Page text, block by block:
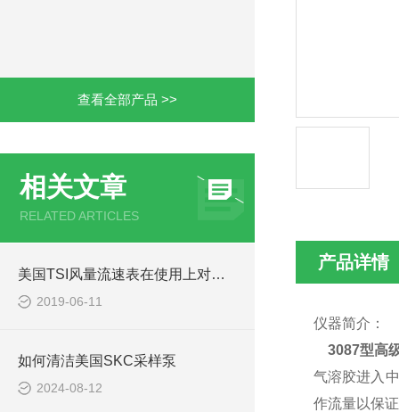
查看全部产品 >>
相关文章
RELATED ARTICLES
美国TSI风量流速表在使用上对温度有什么要求？
2019-06-11
如何清洁美国SKC采样泵
2024-08-12
产品详情
仪器简介：
3087型高
气溶胶进入
作流量以保